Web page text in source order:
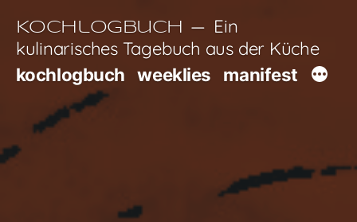
Inhalt
springen
Kochlogbuch
Ein
kulinarisches Tagebuch aus der Küche
kochlogbuch weeklies manifest